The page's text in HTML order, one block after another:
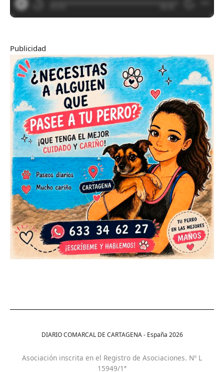
Publicidad
DIARIO COMARCAL DE CARTAGENA - España 2026
Asociación inscrita en el Registro de Asociaciones. Nº L
15949/1ª